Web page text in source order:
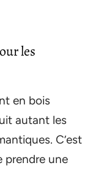
les
en bois
autant les
C’est
prendre une